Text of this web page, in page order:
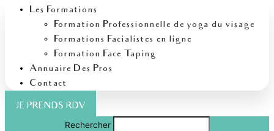
Les Formations
Formation Professionnelle de yoga du visage
Formations Facialistes en ligne
Formation Face Taping
Annuaire Des Pros
Contact
JE PRENDS RDV
Rechercher